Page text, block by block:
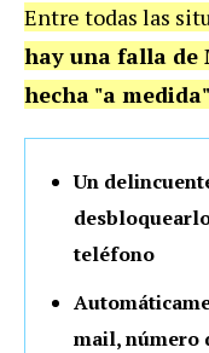
Entre todas las
hay una falla de
hecha "a medida"
Un
teléfono
mail, número